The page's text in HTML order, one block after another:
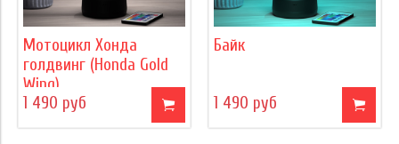
Мотоцикл Хонда
голдвинг (Honda Gold
Wing)
1 490 руб
Байк
1 490 руб